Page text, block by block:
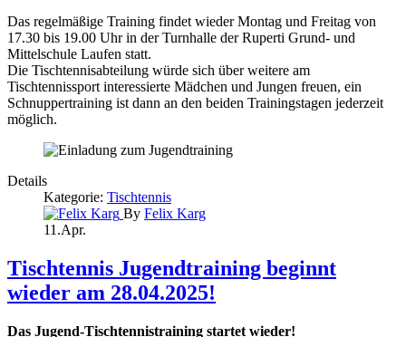
Das regelmäßige Training findet wieder Montag und Freitag von
17.30 bis 19.00 Uhr in der Turnhalle der Ruperti Grund- und
Mittelschule Laufen statt.
Die Tischtennisabteilung würde sich über weitere am
Tischtennissport interessierte Mädchen und Jungen freuen, ein
Schnuppertraining ist dann an den beiden Trainingstagen jederzeit
möglich.
Details
Kategorie: Tischtennis
By Felix Karg
11.Apr.
Tischtennis Jugendtraining beginnt
wieder am 28.04.2025!
Das Jugend-Tischtennistraining startet wieder!